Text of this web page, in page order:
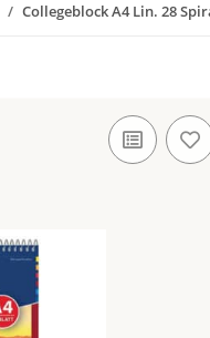
Collegeblock A4 Lin. 28